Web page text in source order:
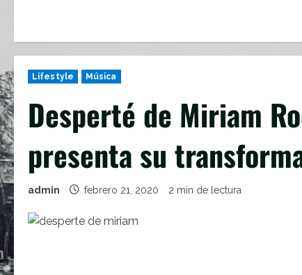
Lifestyle Música
Desperté de Miriam
presenta su
admin febrero 21, 2020 2 min de lectura